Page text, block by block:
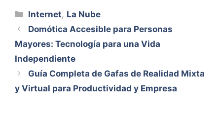
Categorías
Internet, La Nube
Domótica Accesible para Personas
Mayores: Tecnología para una Vida
Independiente
Guía Completa de Gafas de Realidad Mixta
y Virtual para Productividad y Empresa